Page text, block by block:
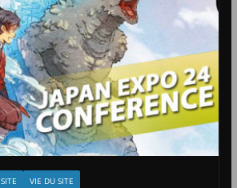
SITE VIE DU SITE